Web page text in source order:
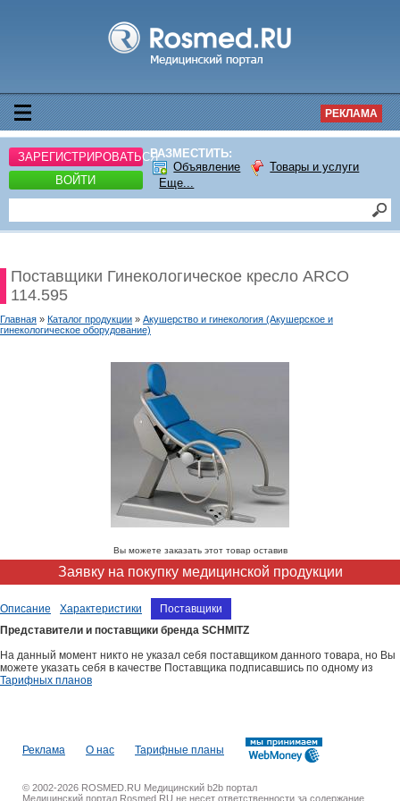
РЕКЛАМА
ЗАРЕГИСТРИРОВАТЬСЯ
ВОЙТИ
РАЗМЕСТИТЬ:
Объявление
Товары и услуги
Еще...
Поставщики Гинекологическое кресло ARCO
114.595
Главная » Каталог продукции » Акушерство и гинекология (Акушерское и
гинекологическое оборудование)
Вы можете заказать этот товар оставив
Заявку на покупку медицинской продукции
Описание Характеристики
Поставщики
Представители и поставщики бренда SCHMITZ
На данный момент никто не указал себя поставщиком данного товара, но Вы
можете указать себя в качестве Поставщика подписавшись по одному из
Тарифных планов
Реклама О нас Тарифные планы
© 2002-2026 ROSMED.RU Медицинский b2b портал
Медицинский портал Rosmed.RU не несет ответственности за содержание